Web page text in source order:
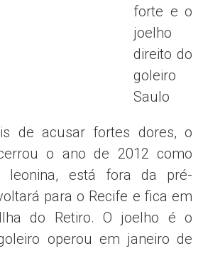
forte e o
joelho
direito do
goleiro
Saulo
de acusar fortes dores, o
o ano de 2012 como
leonina, está fora da pré-
para o Recife e fica em
do Retiro. O joelho é o
operou em janeiro de